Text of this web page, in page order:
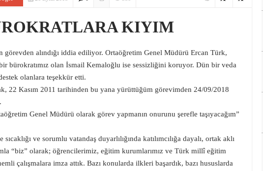
KIYIM
görevden alındığı iddia ediliyor. Ortaöğretim Genel Müdürü Ercan Türk,
bürokratımız olan İsmail Kemaloğlu ise sessizliğini koruyor. Dün bir veda
olanlara teşekkür etti.
22 Kasım 2011 tarihinden bu yana yürüttüğüm görevimden 24/09/2018
Genel Müdürü olarak görev yapmanın onurunu şerefle taşıyacağım”
ve sorumlu vatandaş duyarlılığında katılımcılığa dayalı, ortak aklı
“biz” olarak; öğrencilerimiz, eğitim kurumlarımız ve Türk millî eğitim
çalışmalara imza attık. Bazı konularda ilkleri başardık, bazı hususlarda